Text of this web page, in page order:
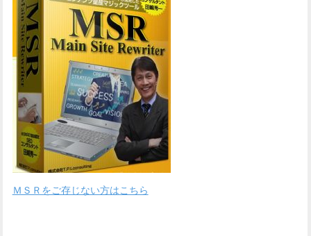
ＭＳＲをご存じない方はこちら